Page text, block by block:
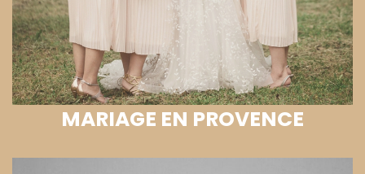
MARIAGE EN PROVENCE